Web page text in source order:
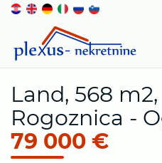
Land, 568
Rogoznica -
79 000 €